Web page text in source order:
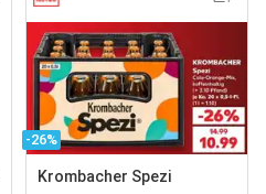
-26%
Krombacher Spezi